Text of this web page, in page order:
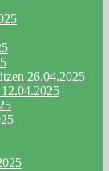
26.04.2025